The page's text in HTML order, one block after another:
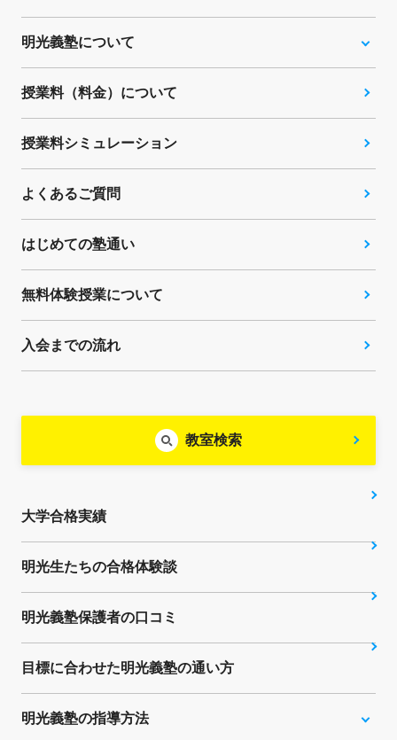
明光義塾について
授業料（料金）について
授業料シミュレーション
よくあるご質問
はじめての塾通い
無料体験授業について
入会までの流れ
教室検索
大学合格実績
明光生たちの合格体験談
明光義塾保護者の口コミ
目標に合わせた明光義塾の通い方
明光義塾の指導方法